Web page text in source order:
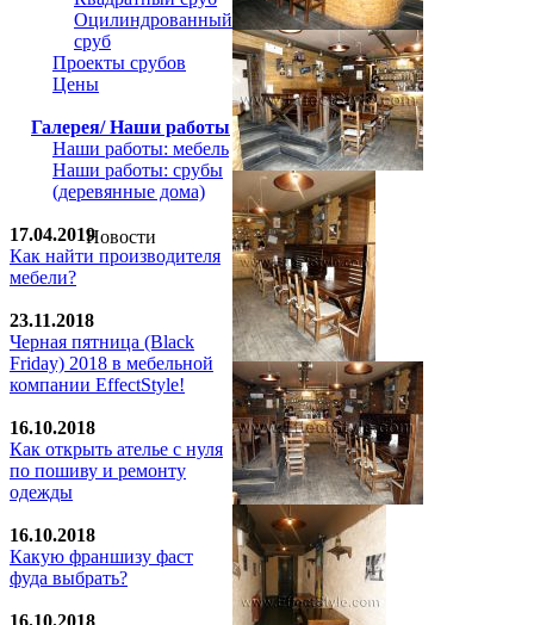
Оцилиндрованный
сруб
Проекты срубов
Цены
Галерея/ Наши работы
Наши работы: мебель
Наши работы: срубы
(деревянные дома)
Новости
17.04.2019
Как найти производителя
мебели?
23.11.2018
Черная пятница (Black
Friday) 2018 в мебельной
компании EffectStyle!
16.10.2018
Как открыть ателье с нуля
по пошиву и ремонту
одежды
16.10.2018
Какую франшизу фаст
фуда выбрать?
16.10.2018